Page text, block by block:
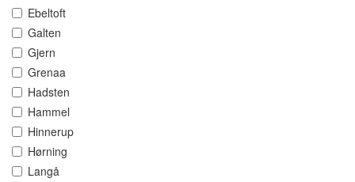
Ebeltoft
Galten
Gjern
Grenaa
Hadsten
Hammel
Hinnerup
Hørning
Langå